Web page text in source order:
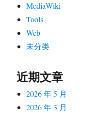
MediaWiki
Tools
Web
未分类
近期文章
2026 年 5 月
2026 年 3 月